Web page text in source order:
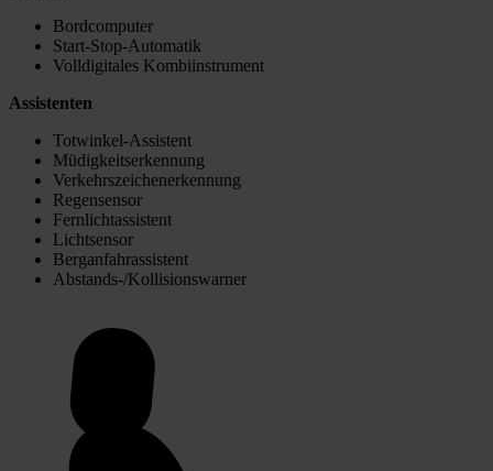
Bordcomputer
Start-Stop-Automatik
Volldigitales Kombiinstrument
Assistenten
Totwinkel-Assistent
Müdigkeitserkennung
Verkehrszeichenerkennung
Regensensor
Fernlichtassistent
Lichtsensor
Berganfahrassistent
Abstands-/Kollisionswarner